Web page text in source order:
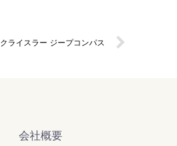
クライスラー ジープコンパス
会社概要